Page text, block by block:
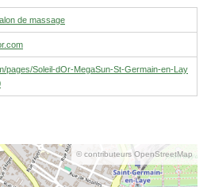
de massage
pages/Soleil-dOr-MegaSun-St-Germain-en-Lay
© contributeurs OpenStreetMap